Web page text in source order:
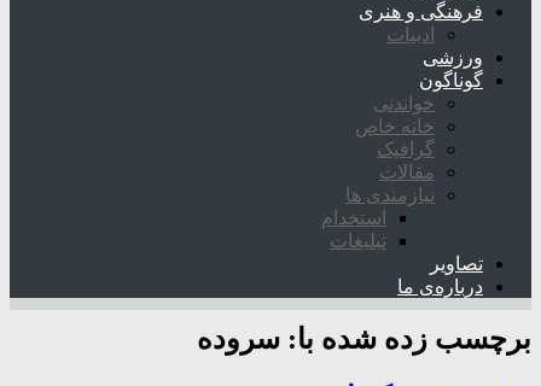
فرهنگی و هنری
ادبیات
ورزشی
گوناگون
خواندنی
خانه خاص
گرافیک
مقالات
نیازمندی ها
استخدام
تبلیغات
تصاویر
درباره‌ی ما
برچسب زده شده با: سروده